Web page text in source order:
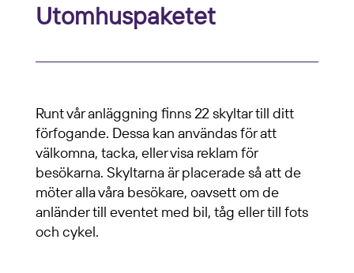
Utomhuspaketet
Runt vår anläggning finns 22 skyltar till ditt
förfogande. Dessa kan användas för att
välkomna, tacka, eller visa reklam för
besökarna. Skyltarna är placerade så att de
möter alla våra besökare, oavsett om de
anländer till eventet med bil, tåg eller till fots
och cykel.